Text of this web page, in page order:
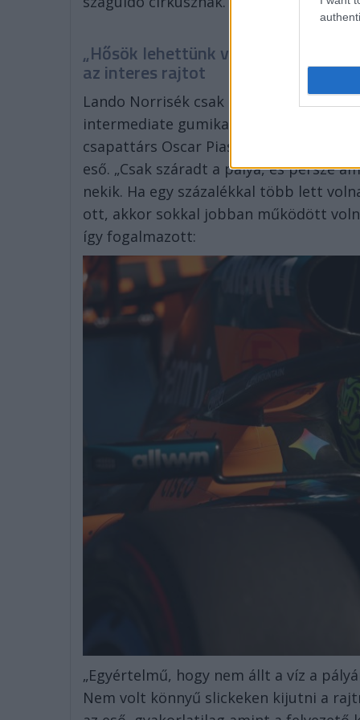
„Hősök lehettünk volna, idiótáknak
az interes rajtot
Lando Norrisék csak a felvezető
intermediate gumikat rakták fel az
csapattárs Oscar Piastri is jól jöhettek
eső. „Csak száradt a pálya, és persze
nekik. Ha egy százalékkal több lett
ott, akkor sokkal jobban működött
így fogalmazott:
„Egyértelmű, hogy nem állt a víz a
Nem volt könnyű slickeken kijutni a